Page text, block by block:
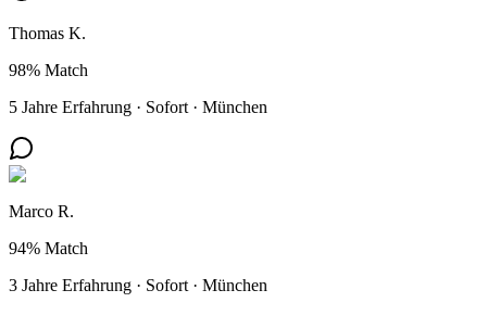
Thomas K.
98% Match
5 Jahre Erfahrung · Sofort · München
Marco R.
94% Match
3 Jahre Erfahrung · Sofort · München